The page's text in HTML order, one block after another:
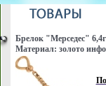
Брелок "Мерседес"
Материал: золото инфо